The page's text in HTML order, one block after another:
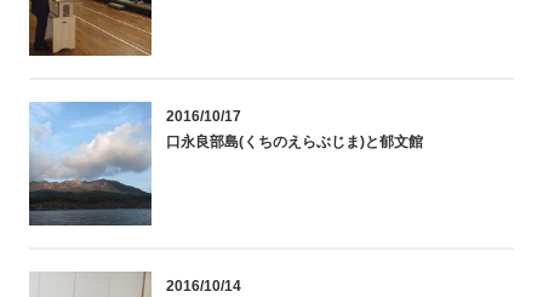
2016/10/17
口永良部島(くちのえらぶじま)と郁文館
2016/10/14